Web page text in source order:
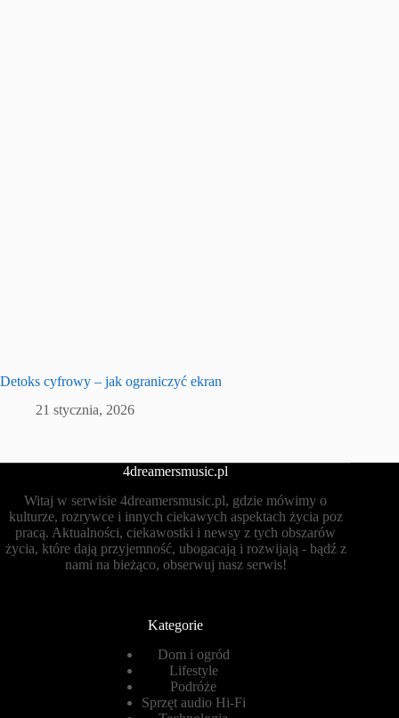
Detoks cyfrowy – jak ograniczyć ekran
21 stycznia, 2026
4dreamersmusic.pl
Witaj w serwisie 4dreamersmusic.pl, gdzie mówimy o
kulturze, rozrywce i innych ciekawych aspektach życia poz
pracą. Aktualności, ciekawostki i newsy z tych obszarów
życia, które dają przyjemność, ubogacają i rozwijają - bądź z
nami na bieżąco, obserwuj nasz serwis!
Kategorie
Dom i ogród
Lifestyle
Podróże
Sprzęt audio Hi-Fi